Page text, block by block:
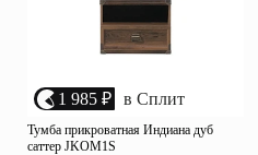
1 985 ₽ в Сплит
Тумба прикроватная Индиана дуб
саттер JKOM1S